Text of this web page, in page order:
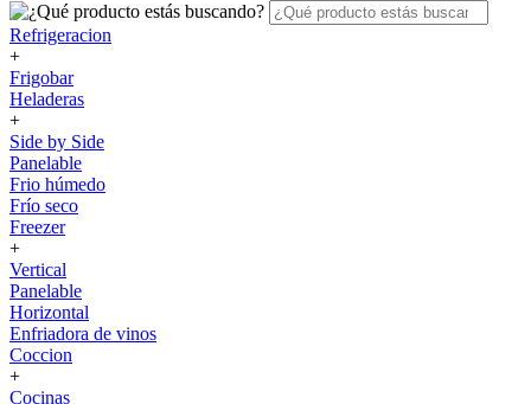
Refrigeracion
+
Frigobar
Heladeras
+
Side by Side
Panelable
Frio húmedo
Frío seco
Freezer
+
Vertical
Panelable
Horizontal
Enfriadora de vinos
Coccion
+
Cocinas